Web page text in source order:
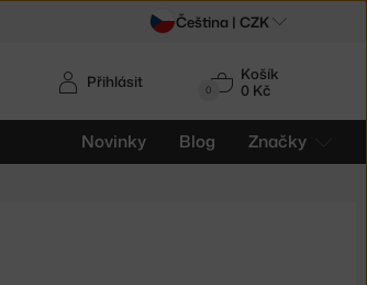
0
Košík
0 Kč
Novinky Blog Značky
Přihlásit
Čeština | CZK